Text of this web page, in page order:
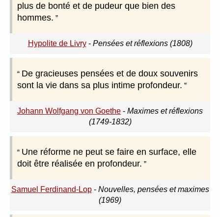
plus de bonté et de pudeur que bien des
hommes.
Hypolite de Livry- Pensées et réflexions (1808)
De gracieuses pensées et de doux souvenirs
sont la vie dans sa plus intime profondeur.
Johann Wolfgang von Goethe - Maximes et réflexions
(1749-1832)
Une réforme ne peut se faire en surface, elle
doit être réalisée en profondeur.
Samuel Ferdinand-Lop- Nouvelles, pensées et maximes
(1969)